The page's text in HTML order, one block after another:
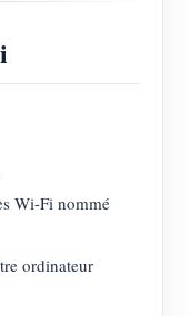
Wi-Fi nommé
ordinateur